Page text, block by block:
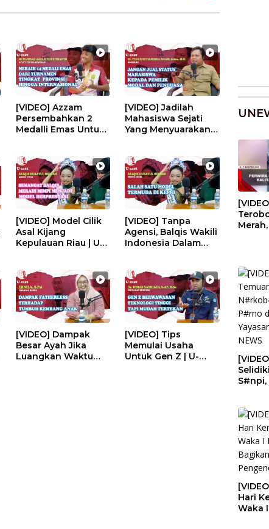
[VIDEO] Azzam
Persembahkan 2
Medalli Emas Untuk
[VIDEO] Jadilah
Mahasiswa Sejati
Yang Menyuarakan
#EPS225
[VIDEO] Model Cilik
Asal Kijang
Kepulauan Riau | U-
[VIDEO] Tanpa
Agensi, Balqis Wakili
Indonesia Dalam
CAST #EPS241
[VIDEO] Dampak
Besar Ayah Jika
Luangkan Waktu
[VIDEO] Tips
Memulai Usaha
Untuk Gen Z | U-
Hari
Waka